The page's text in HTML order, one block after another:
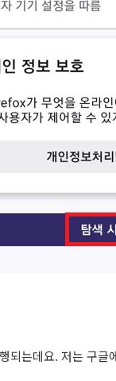
되는데요. 저는 구